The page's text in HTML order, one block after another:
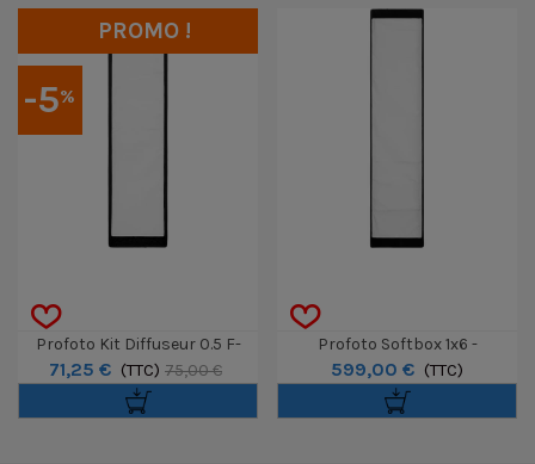
-5%
PROMO !
Profoto Kit Diffuseur 0.5 F-
Stop Pour Softbox 1x4'
71,25 € (TTC) 75,00 €
Profoto Softbox 1x6 -
30x180cm - Silver
599,00 € (TTC)